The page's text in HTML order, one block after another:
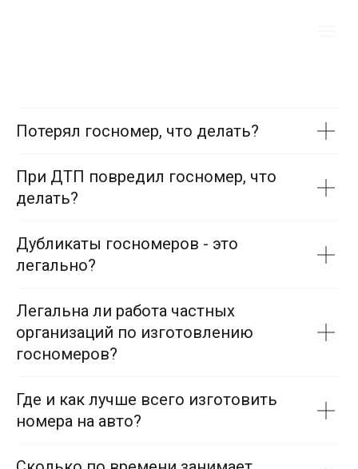
Потерял госномер, что делать?
При ДТП повредил госномер, что
делать?
Дубликаты госномеров - это
легально?
Легальна ли работа частных
организаций по изготовлению
госномеров?
Где и как лучше всего изготовить
номера на авто?